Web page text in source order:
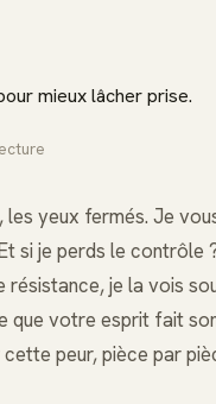
mieux lâcher prise.
yeux fermés. Je
si je perds le contrôle
je la vois
que votre esprit fait
peur, pièce par